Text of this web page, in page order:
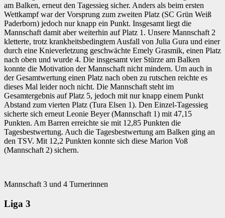
am Balken, erneut den Tagessieg sicher. Anders als beim ersten
Wettkampf war der Vorsprung zum zweiten Platz (SC Grün Weiß
Paderborn) jedoch nur knapp ein Punkt. Insgesamt liegt die
Mannschaft damit aber weiterhin auf Platz 1. Unsere Mannschaft 2
kletterte, trotz krankheitsbedingtem Ausfall von Julia Gura und einer
durch eine Knieverletzung geschwächte Emely Grasmik, einen Platz
nach oben und wurde 4. Die insgesamt vier Stürze am Balken
konnte die Motivation der Mannschaft nicht mindern. Um auch in
der Gesamtwertung einen Platz nach oben zu rutschen reichte es
dieses Mal leider noch nicht. Die Mannschaft steht im
Gesamtergebnis auf Platz 5, jedoch mit nur knapp einem Punkt
Abstand zum vierten Platz (Tura Elsen 1). Den Einzel-Tagessieg
sicherte sich erneut Leonie Beyer (Mannschaft 1) mit 47,15
Punkten. Am Barren erreichte sie mit 12,85 Punkten die
Tagesbestwertung. Auch die Tagesbestwertung am Balken ging an
den TSV. Mit 12,2 Punkten konnte sich diese Marion Voß
(Mannschaft 2) sichern.
Mannschaft 3 und 4 Turnerinnen
Liga 3